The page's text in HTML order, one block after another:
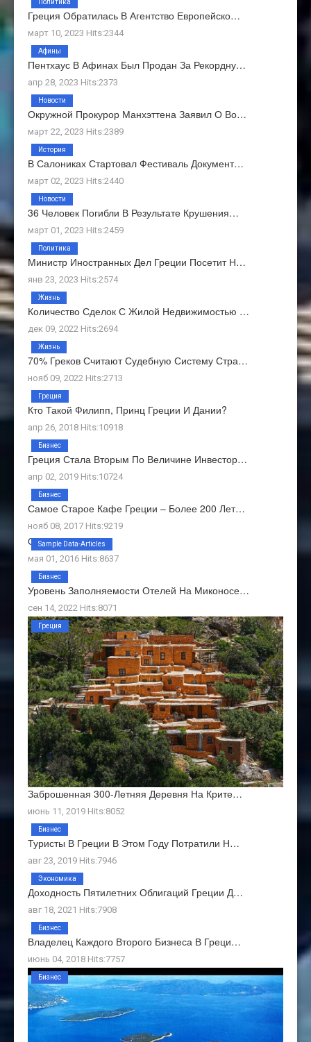
Греция Обратилась В Агентство Европейско…
март 10, 2023 Hits:2344
Политика
Пентхаус В Афинах Был Продан За Рекордну…
апр 28, 2023 Hits:2373
Афины
Окружной Прокурор Манхэттена Заявил О Во…
март 22, 2023 Hits:2389
Новости
В Салониках Стартовал Фестиваль Документ…
март 02, 2023 Hits:2440
История
36 Человек Погибли В Результате Крушения…
март 01, 2023 Hits:2459
Новости
Министр Иностранных Дел Греции Посетит Н…
янв 23, 2023 Hits:2574
Политика
Количество Сделок С Жилой Недвижимостью …
дек 09, 2022 Hits:2694
Жизнь
70% Греков Считают Судебную Систему Стра…
нояб 09, 2022 Hits:2713
Жизнь
Кто Такой Филипп, Принц Греции И Дании?
апр 26, 2018 Hits:10918
Греция
Греция Стала Вторым По Величине Инвестор…
апр 02, 2019 Hits:10724
Бизнес
Самое Старое Кафе Греции – Более 200 Лет…
нояб 08, 2017 Hits:9219
Бизнес
О Нас
мая 01, 2016 Hits:8637
Sample Data-Articles
Уровень Заполняемости Отелей На Миконосе…
сен 14, 2022 Hits:8071
Бизнес
Заброшенная 300-Летняя Деревня На Крите…
июнь 11, 2019 Hits:8052
Греция
Туристы В Греции В Этом Году Потратили Н…
авг 23, 2019 Hits:7946
Бизнес
Доходность Пятилетних Облигаций Греции Д…
авг 18, 2021 Hits:7908
Экономика
Владелец Каждого Второго Бизнеса В Греци…
июнь 04, 2018 Hits:7757
Бизнес
Бизнес